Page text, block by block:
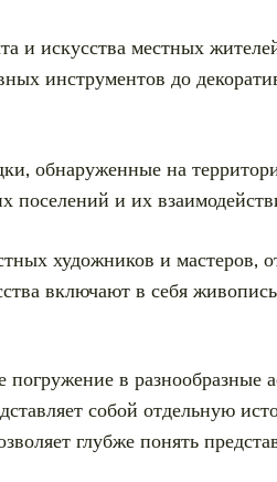
и искусства местных
инструментов до
обнаруженные на
поселений и их
художников и мастеров,
включают в себя
в
собой отдельную
глубже понять